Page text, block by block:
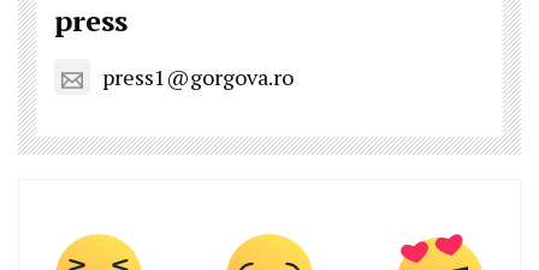
press
press1@gorgova.ro